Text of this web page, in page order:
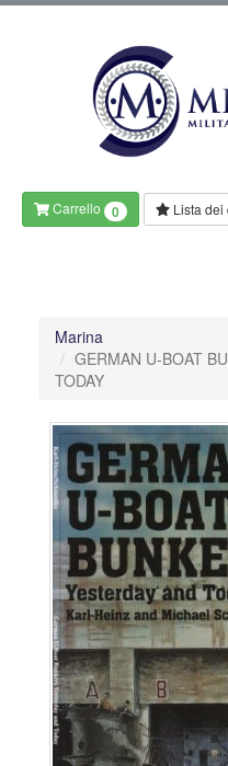
Carrello 0 Lista dei
Marina
GERMAN U-BOAT
TODAY